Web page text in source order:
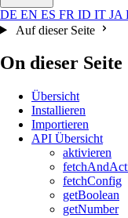
DE EN ES FR ID IT JA
Auf dieser Seite
On dieser Seite
Übersicht
Installieren
Importieren
API Übersicht
aktivieren
fetchConfig
getBoolean
getNumber